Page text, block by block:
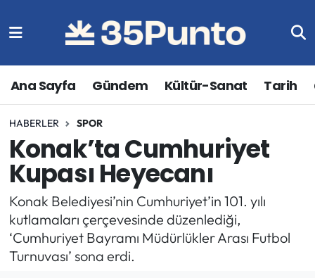
Ana Sayfa Gündem Kültür-Sanat Tarih
HABERLER SPOR
Konak’ta Cumhuriyet
Kupası Heyecanı
Konak Belediyesi’nin Cumhuriyet’in 101. yılı
kutlamaları çerçevesinde düzenlediği,
‘Cumhuriyet Bayramı Müdürlükler Arası Futbol
Turnuvası’ sona erdi.